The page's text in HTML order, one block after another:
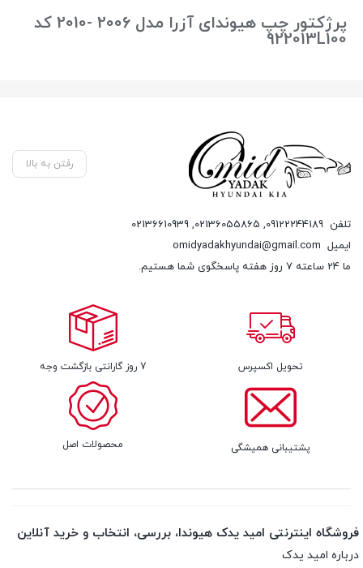
پرژکتور چپ هیوندای آزرا مدل 2006 -2010 کد
922013L100
رفتن به بالا
تلفن 09122244189
,
02136055865
,
02136610939
ایمیل omidyadakhyundai@gmail.com
ما 24 ساعته 7 روز هفته پاسخگوی شما هستیم.
تحویل اکسپرس 7 روز گارانتی بازگشت وجه
پشتیبانی همیشگی محصولات اصل
فروشگاه اینترنتی امید یدک هیوندا، بررسی، انتخاب و خرید آنلاین
درباره امید یدک